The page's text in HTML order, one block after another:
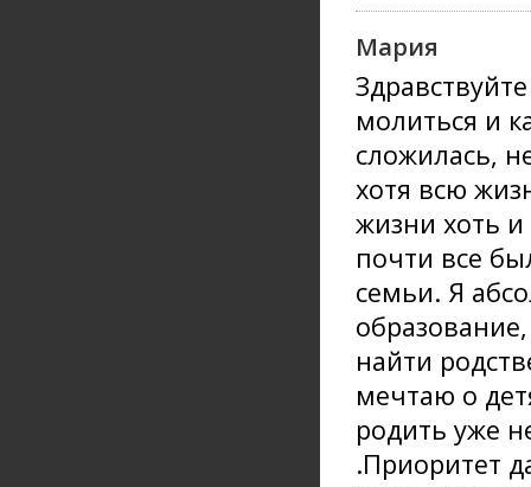
Мария
молиться и
сложилась,
хотя всю
жизни хоть
почти все
семьи. Я
найти
мечтаю о
родить уже
.Приоритет